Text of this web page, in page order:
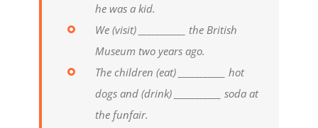
he was a kid.
We (visit) ___________ the British
Museum two years ago.
The children (eat) ___________ hot
dogs and (drink) ___________ soda at
the funfair.